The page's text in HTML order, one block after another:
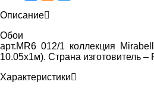
Описание
Обои
арт.MR6 012/1 коллекция
10.05х1м). Страна изготовитель –
Характеристики